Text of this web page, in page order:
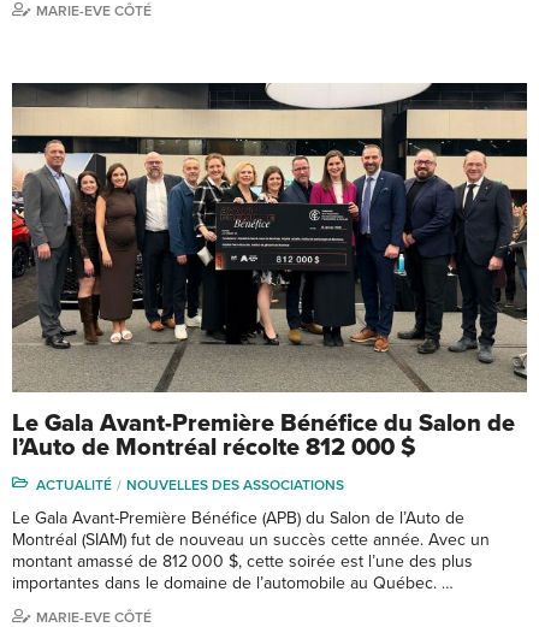
MARIE-EVE CÔTÉ
Le Gala Avant-Première Bénéfice du Salon de
l’Auto de Montréal récolte 812 000 $
ACTUALITÉ NOUVELLES DES ASSOCIATIONS
Le Gala Avant-Première Bénéfice (APB) du Salon de l’Auto de
Montréal (SIAM) fut de nouveau un succès cette année. Avec un
montant amassé de 812 000 $, cette soirée est l’une des plus
importantes dans le domaine de l’automobile au Québec. …
MARIE-EVE CÔTÉ